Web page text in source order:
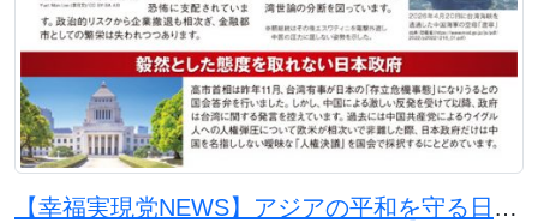
【幸福実現党NEWS】アジアの平和を守る日本の使命